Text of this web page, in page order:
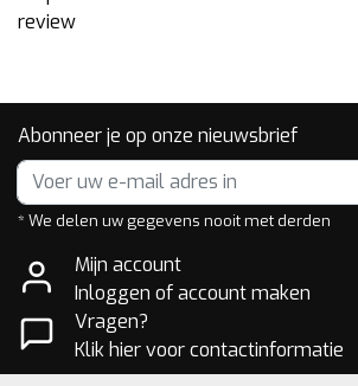
review
Abonneer je op onze nieuwsbrief
* We delen uw gegevens nooit met derden
Mijn account
Inloggen of account maken
Vragen?
Klik hier voor contactinformatie